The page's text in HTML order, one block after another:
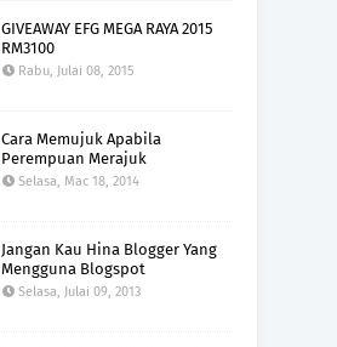
GIVEAWAY EFG MEGA RAYA 2015
RM3100
Rabu, Julai 08, 2015
Cara Memujuk Apabila
Perempuan Merajuk
Selasa, Mac 18, 2014
Jangan Kau Hina Blogger Yang
Mengguna Blogspot
Selasa, Julai 09, 2013